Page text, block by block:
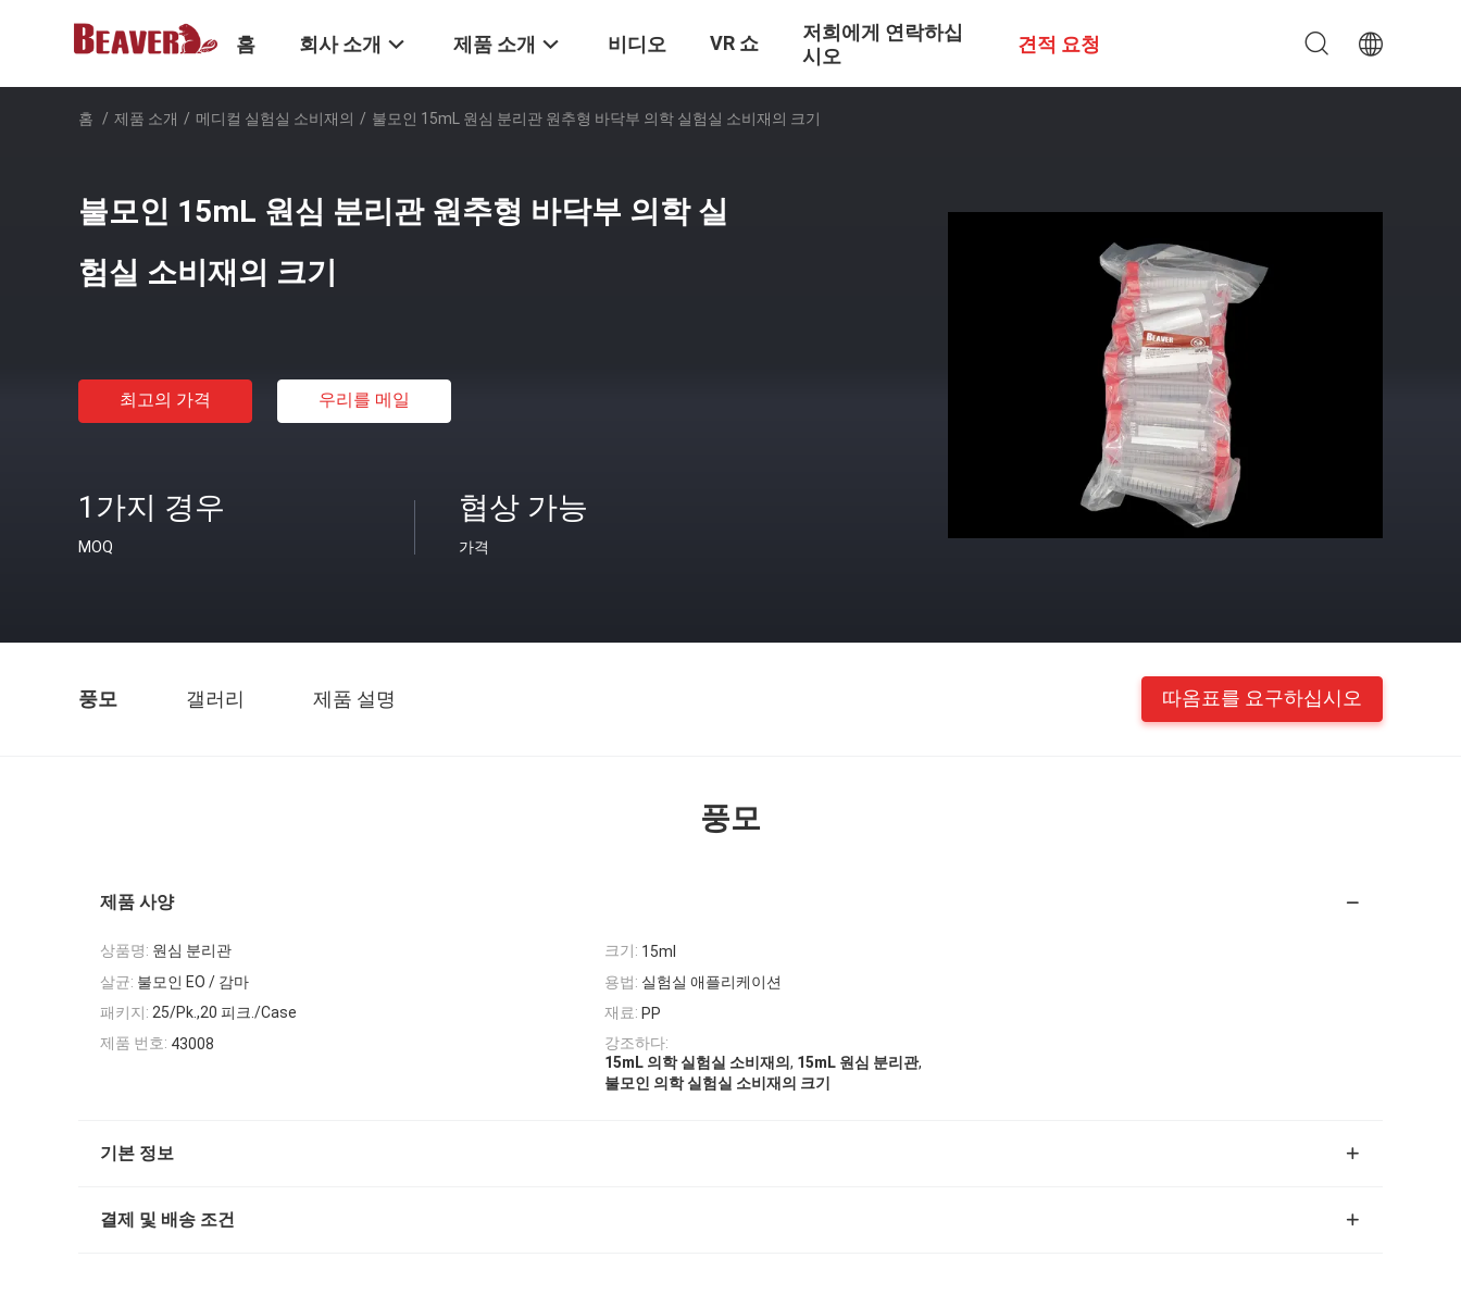
홈 회사 소개 제품 소개 비디오 VR 쇼
저희에게 연락하십
시오
견적 요청
홈 / 제품 소개 / 메디컬 실험실 소비재의 / 불모인 15mL 원심 분리관 원추형 바닥부 의학 실험실 소비재의 크기
불모인 15mL 원심 분리관 원추형 바닥부 의학 실
험실 소비재의 크기
최고의 가격 우리를 메일
1가지 경우
MOQ
협상 가능
가격
풍모 갤러리 제품 설명 따옴표를 요구하십시오
풍모
제품 사양
상품명: 원심 분리관 크기: 15ml
살균: 불모인 EO / 감마 용법: 실험실 애플리케이션
패키지: 25/Pk.,20 피크./Case 재료: PP
제품 번호: 43008
강조하다:
15mL 의학 실험실 소비재의, 15mL 원심 분리관,
불모인 의학 실험실 소비재의 크기
기본 정보
결제 및 배송 조건